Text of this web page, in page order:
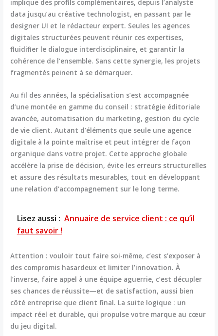
implique des profils complémentaires, depuis l’analyste
data jusqu’au créative technologist, en passant par le
designer UI et le rédacteur expert. Seules les agences
digitales structurées peuvent réunir ces expertises,
fluidifier le dialogue interdisciplinaire, et garantir la
cohérence de l’ensemble. Sans cette synergie, les projets
fragmentés peinent à se démarquer.
Au fil des années, la spécialisation s’est accompagnée
d’une montée en gamme du conseil : stratégie éditoriale
avancée, automatisation du marketing, gestion du cycle
de vie client. Autant d’éléments que seule une agence
digitale à la pointe maîtrise et peut intégrer de façon
organique dans votre projet. Cette approche globale
accélère la prise de décision, évite les erreurs structurelles
et assure des résultats mesurables, tout en développant
une relation d’accompagnement sur le long terme.
Lisez aussi : Annuaire de service client : ce qu’il
faut savoir !
Attention : vouloir tout faire soi-même, c’est s’exposer à
des compromis hasardeux et limiter l’innovation. À
l’inverse, faire appel à une équipe aguerrie, c’est décupler
ses chances de réussite—et de satisfaction, aussi bien
côté entreprise que client final. La suite logique : un
impact réel et durable, qui propulse votre marque au cœur
du jeu digital.